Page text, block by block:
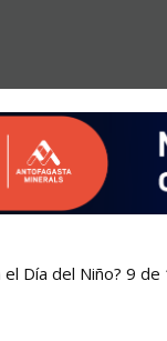
Día del Niño? 9